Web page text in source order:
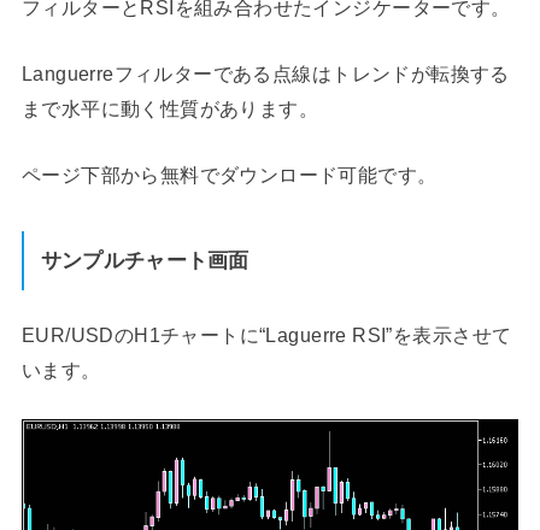
フィルターとRSIを組み合わせたインジケーターです。
Languerreフィルターである点線はトレンドが転換する
まで水平に動く性質があります。
ページ下部から無料でダウンロード可能です。
サンプルチャート画面
EUR/USDのH1チャートに“Laguerre RSI”を表示させて
います。